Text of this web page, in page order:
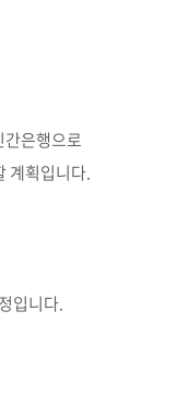
간은행으로
계획입니다.
입니다.